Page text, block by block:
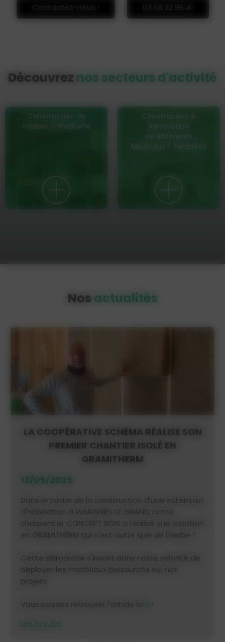
Contactez-nous ! 03 66 22 96 41
Découvrez nos secteurs d'activité
Nos actualités
LA COOPÉRATIVE SCHÉMA RÉALISE SON
PREMIER CHANTIER ISOLÉ EN
GRAMITHERM
13/05/2025
Dans le cadre de la construction d'une extension
charpentier CONCEPT BOIS a réalisé une isolation
Cette démarche s'inscrit dans notre volonté de
Vous pouvez retrouver l'article ici
Lire la suite